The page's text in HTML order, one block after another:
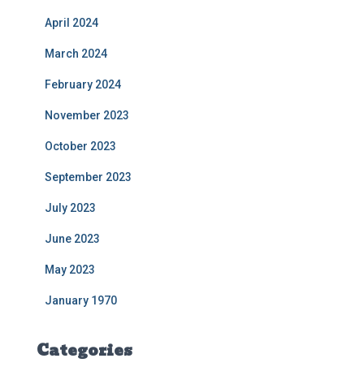
April 2024
March 2024
February 2024
November 2023
October 2023
September 2023
July 2023
June 2023
May 2023
January 1970
Categories